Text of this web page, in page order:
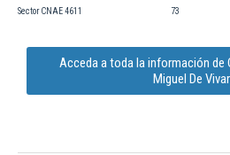
Sector CNAE 4611 73
Acceda a toda la información de
Miguel De